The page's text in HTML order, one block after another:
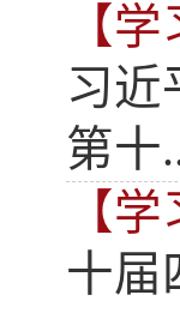
【
习近
第十
【
十届